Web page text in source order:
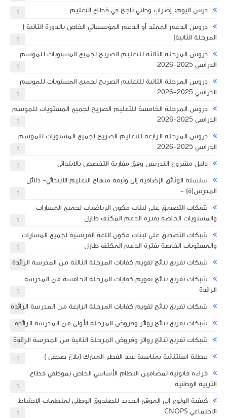
درس اليوم: إضراب وطني ناجح في قطاع التعليم 1
دروس الدعم الممتد أو الدعم المؤسساتي الخاص بالدورة الثانية (
المرحلة الثانية)
1
دروس المرحلة الثالثة للتعليم الصريح لجميع المستويات للموسم
الدراسي 2025-2026
1
دروس المرحلة الثانية للتعليم الصريح لجميع المستويات للموسم
الدراسي 2025-2026
1
دروس المرحلة الخامسة للتعليم الصريح لجميع المستويات للموسم
الدراسي 2025-2026
1
دروس المرحلة الرابعة للتعليم الصريح لجميع المستويات للموسم
الدراسي 2025-2026
1
دليل مشروع التدريس وفق مقاربة التخصص بالابتدائي 1
سلسلة الوثائق الإضافية إلى وثيقة منهاج التعليم الابتدائي- دلائل
المدرس(ة) -
1
شبكات التصديق على لبنات مكون الرياضيات لجميع المسارات
والمستويات الخاصة بفترة الدعم المكثف طارل
1
شبكات التصديق على لبنات مكون اللغة الفرنسية لجميع المسارات
والمستويات الخاصة بفترة الدعم المكثف طارل
1
شبكات تفريغ نتائج تقويم كفايات المرحلة الثالثة من المدرسة الرائدة
1
شبكات تفريغ نتائج تقويم كفايات المرحلة الخامسة من المدرسة
الرائدة
1
شبكات تفريغ نتائج تقويم كفايات المرحلة الرابعة من المدرسة الرائدة
1
شبكات تفريغ نتائج روائز وفروض المرحلة الأولى من المدرسة الرائدة
1
شبكات تفريغ نتائج روائز وفروض المرحلة الثانية من المدرسة الرائدة
1
عطلة استثنائية بمناسبة عيد الفطر المبارك (بلاغ صحفي ) 1
قراءة قانونية لمضامين النظام الأساسي الخاص بموظفي قطاع
التربية الوطنية
1
كيفية الولوج إلى الموقع الجديد للصندوق الوطني لمنظمات الاحتياط
الاجتماعي CNOPS
1